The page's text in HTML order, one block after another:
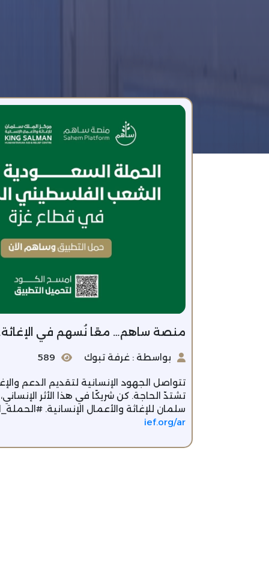
منصة ساهم… معًا نُسهم في
بواسطة : غرفة تبوك 589
تتواصل الجهود الإنسانية لتقديم الدعم
تشتدّ الحاجة. كن شريكًا في هذا الأثر
سلمان للإغاثة والأعمال الإنسانية.
ief.org/ar